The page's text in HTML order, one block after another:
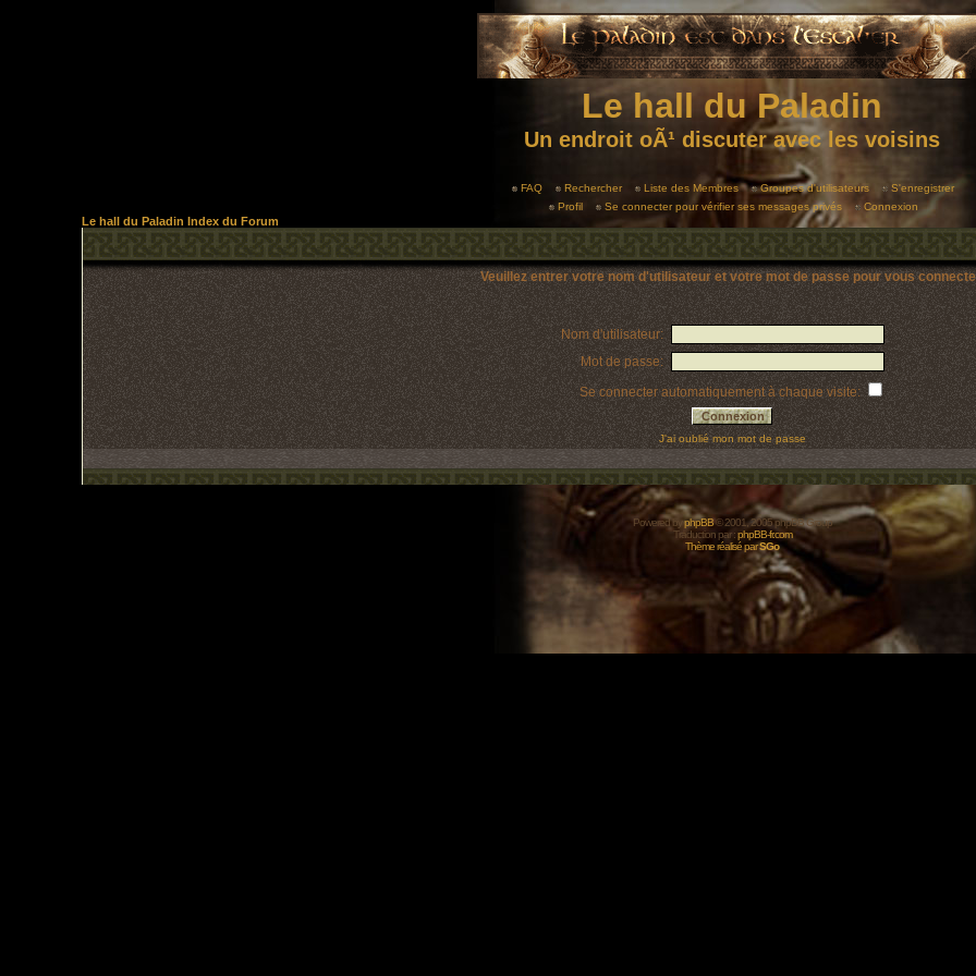
Le hall du Paladin
Un endroit oÃ¹ discuter avec les voisins
FAQ Rechercher Liste des Membres Groupes d'utilisateurs
S'enregistrer
Profil
Se connecter pour vérifier ses messages privés Connexion
Le hall du Paladin Index du Forum
Veuillez entrer votre nom d'utilisateur et votre mot de passe pour vous
Nom d'utilisateur:
Mot de passe:
Se connecter automatiquement à chaque visite:
J'ai oublié mon mot de passe
Powered byphpBB© 2001, 2005 phpBB Group
Traduction par :phpBB-fr.com
Thème réalisé parSGo